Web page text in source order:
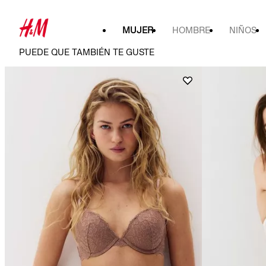
MUJER HOMBRE NIÑOS
PUEDE QUE TAMBIÉN TE GUSTE